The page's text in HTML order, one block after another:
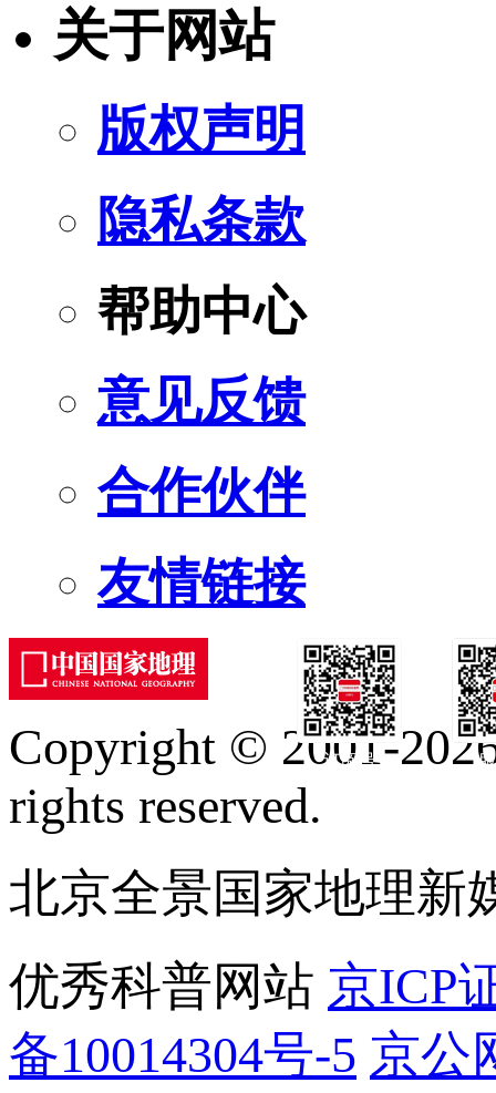
关于网站
版权声明
隐私条款
帮助中心
意见反馈
合作伙伴
友情链接
订阅号
Copyright © 2001-
rights reserved.
北京全景国家地理新
优秀科普网站 京ICP
备10014304号-5 京公